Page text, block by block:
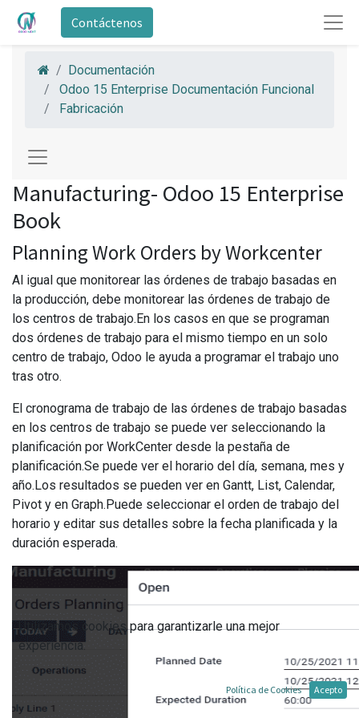
Contáctenos
Documentación
Odoo 15 Enterprise Documentación Funcional
Fabricación
Manufacturing- Odoo 15 Enterprise
Book
Planning Work Orders by Workcenter
Al igual que monitorear las órdenes de trabajo basadas en
la producción, debe monitorear las órdenes de trabajo de
los centros de trabajo.En los casos en que se programan
dos órdenes de trabajo para el mismo tiempo en un solo
centro de trabajo, Odoo le ayuda a programar el trabajo uno
tras otro.
El cronograma de trabajo de las órdenes de trabajo basadas
en los centros de trabajo se puede ver seleccionando la
planificación por WorkCenter desde la pestaña de
planificación.Se puede ver el horario del día, semana, mes y
año.Los resultados se pueden ver en Gantt, List, Calendar,
Pivot y en Graph.Puede seleccionar el orden de trabajo del
horario y editar sus detalles sobre la fecha planificada y la
duración esperada.
Utilizamos cookies para garantizarle una mejor
experiencia.
Política de Cookies Acepto